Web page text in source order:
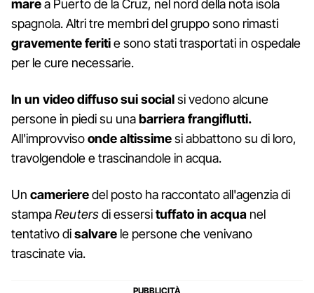
marea Puerto de la Cruz, nel nord della nota isola
spagnola. Altri tre membri del gruppo sono rimasti
gravementeferitie sono stati trasportati in ospedale
per le cure necessarie.
In un video diffuso sui socialsi vedono alcune
persone in piedi su unabarriera frangiflutti.
All'improvvisoonde altissimesi abbattono su di loro,
travolgendole e trascinandole in acqua.
Un camerieredel posto ha raccontato all'agenzia di
stampaReutersdi essersituffato in acqua nel
tentativo disalvare le persone che venivano
trascinate via.